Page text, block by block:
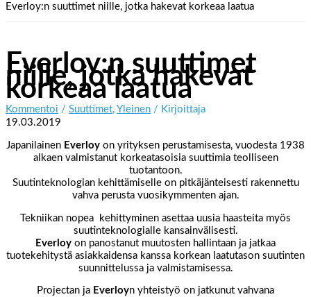
Everloy:n suuttimet niille, jotka hakevat korkeaa laatua
Everloy:n suuttimet
niille, jotka hakevat
korkeaa laatua
Kommentoi / Suuttimet, Yleinen / Kirjoittaja
19.03.2019
Japanilainen Everloy on yrityksen perustamisesta, vuodesta 1938
alkaen valmistanut korkeatasoisia suuttimia teolliseen
tuotantoon.
Suutinteknologian kehittämiselle on pitkäjänteisesti rakennettu
vahva perusta vuosikymmenten ajan.
Tekniikan nopea kehittyminen asettaa uusia haasteita myös
suutinteknologialle kansainvälisesti.
Everloy on panostanut muutosten hallintaan ja jatkaa
tuotekehitystä asiakkaidensa kanssa korkean laatutason suutinten
suunnittelussa ja valmistamisessa.
Projectan ja Everloyn yhteistyö on jatkunut vahvana